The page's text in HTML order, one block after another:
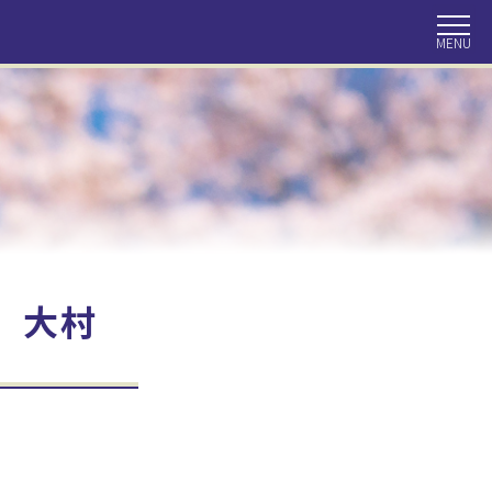
会報
目で見る獨協百年
住所変更手続き
大村